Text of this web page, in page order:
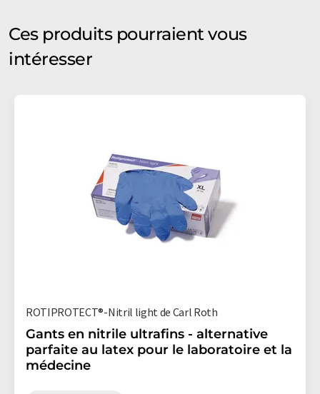
Ces produits pourraient vous
intéresser
ROTIPROTECT®-Nitril light de Carl Roth
Gants en nitrile ultrafins - alternative
parfaite au latex pour le laboratoire et la
médecine